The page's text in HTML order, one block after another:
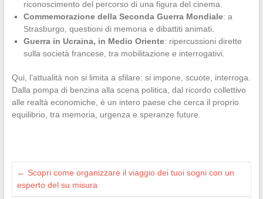
riconoscimento del percorso di una figura del cinema.
Commemorazione della Seconda Guerra Mondiale: a
Strasburgo, questioni di memoria e dibattiti animati.
Guerra in Ucraina, in Medio Oriente: ripercussioni dirette
sulla società francese, tra mobilitazione e interrogativi.
Qui, l’attualità non si limita a sfilare: si impone, scuote, interroga.
Dalla pompa di benzina alla scena politica, dal ricordo collettivo
alle realtà economiche, è un intero paese che cerca il proprio
equilibrio, tra memoria, urgenza e speranze future.
← Scopri come organizzare il viaggio dei tuoi sogni con un
esperto del su misura